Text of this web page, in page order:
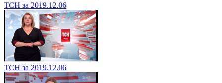
ТСН за 2019.12.06
ТСН за 2019.12.06